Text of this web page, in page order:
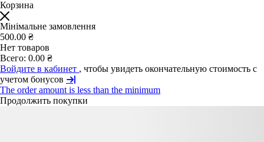
Корзина
Мінімальне замовлення
500.00 ₴
Нет товаров
Всего: 0.00 ₴
Войдите в кабинет , чтобы увидеть окончательную стоимость с
учетом бонусов
The order amount is less than the minimum
Продолжить покупки